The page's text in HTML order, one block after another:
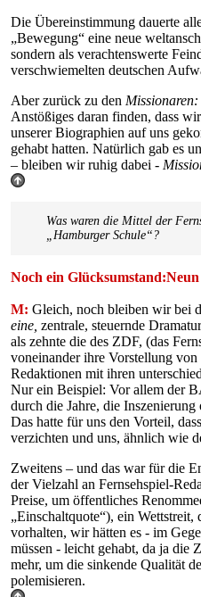
Die Übereinstimmung dauerte
„Bewegung“ eine neue
sondern als verachtenswerte
verschwiemelten deutschen
Aber zurück zu den Missionaren:
Anstößiges daran finden, dass
unserer Biographien auf uns
gehabt hatten. Natürlich gab es
– bleiben wir ruhig dabei -
Was waren die Mittel der
„Hamburger Schule“?
Noch ein
M: Gleich, noch bleiben wir bei
eine, zentrale, steuernde
als zehnte die des ZDF, (das
voneinander ihre Vorstellung
Redaktionen mit ihren
Nur ein Beispiel: Vor allem der
durch die Jahre, die
Das hatte für uns den Vorteil,
verzichten und uns, ähnlich wie
Zweitens – und das war für die
der Vielzahl an Fernsehspiel-
Preise, um öffentliches
„Einschaltquote“), ein Wettstreit,
vorhalten, wir hätten es - im
müssen - leicht gehabt, da ja die
mehr, um die sinkende Qualität
polemisieren.